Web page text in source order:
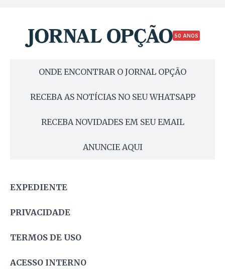
50 ANOS
ONDE ENCONTRAR O JORNAL OPÇÃO
RECEBA AS NOTÍCIAS NO SEU WHATSAPP
RECEBA NOVIDADES EM SEU EMAIL
ANUNCIE AQUI
EXPEDIENTE
PRIVACIDADE
TERMOS DE USO
ACESSO INTERNO